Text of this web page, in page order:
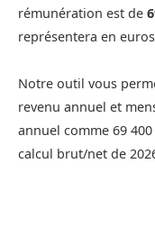
rémunération est de
représentera en
Notre outil vous
revenu annuel et
annuel comme 69
calcul brut/net de